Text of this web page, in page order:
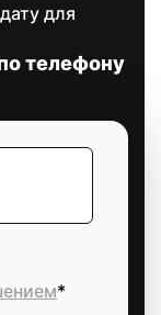
для
телефону
*